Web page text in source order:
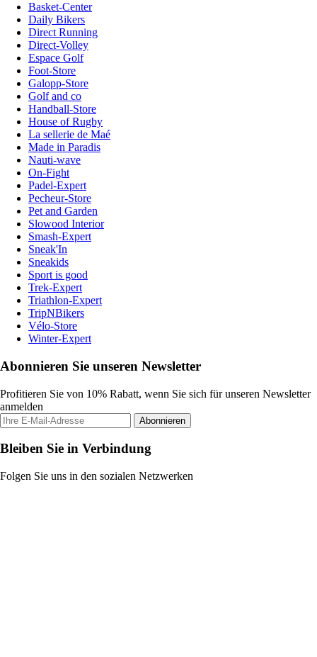
Basket-Center
Daily Bikers
Direct Running
Direct-Volley
Espace Golf
Foot-Store
Galopp-Store
Golf and co
Handball-Store
House of Rugby
La sellerie de Maé
Made in Paradis
Nauti-wave
On-Fight
Padel-Expert
Pecheur-Store
Pet and Garden
Slowood Interior
Smash-Expert
Sneak'In
Sneakids
Sport is good
Trek-Expert
Triathlon-Expert
TripNBikers
Vélo-Store
Winter-Expert
Abonnieren Sie unseren Newsletter
Profitieren Sie von 10% Rabatt, wenn Sie sich für unseren Newsletter
anmelden
Abonnieren
Bleiben Sie in Verbindung
Folgen Sie uns in den sozialen Netzwerken